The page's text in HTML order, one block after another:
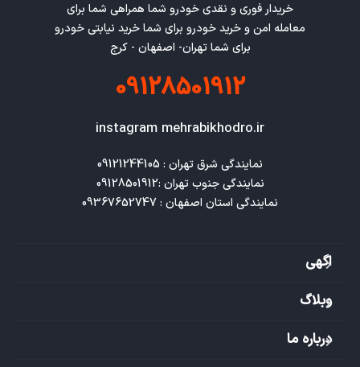
خریدار فوری و نقدی خودرو شما همراهی شما برای
معامله امن و خرید خودرو برای شما خرید نیابتی خودرو
برای شما تهران- اصفهان - کرج
09128501912
instagram mehrabikhodro.ir
نمایندگی استان اصفهان : 09367652747
اگهی
وبلاگ
درباره ما